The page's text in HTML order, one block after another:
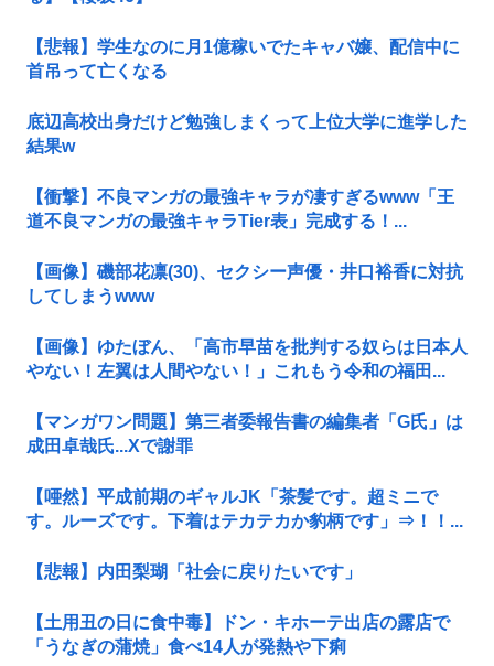
【悲報】学生なのに月1億稼いでたキャバ嬢、配信中に
首吊って亡くなる
底辺高校出身だけど勉強しまくって上位大学に進学した
結果w
【衝撃】不良マンガの最強キャラが凄すぎるwww「王
道不良マンガの最強キャラTier表」完成する！...
【画像】磯部花凛(30)、セクシー声優・井口裕香に対抗
してしまうwww
【画像】ゆたぼん、「高市早苗を批判する奴らは日本人
やない！左翼は人間やない！」これもう令和の福田...
【マンガワン問題】第三者委報告書の編集者「G氏」は
成田卓哉氏...Xで謝罪
【唖然】平成前期のギャルJK「茶髪です。超ミニで
す。ルーズです。下着はテカテカか豹柄です」⇒！！...
【悲報】内田梨瑚「社会に戻りたいです」
【土用丑の日に食中毒】ドン・キホーテ出店の露店で
「うなぎの蒲焼」食べ14人が発熱や下痢